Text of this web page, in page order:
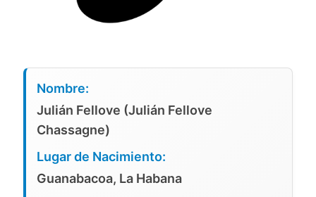
Nombre:
Julián Fellove (Julián Fellove
Chassagne)
Lugar de Nacimiento:
Guanabacoa, La Habana